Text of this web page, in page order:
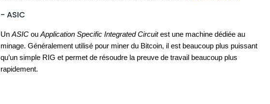
- ASIC
UnASIC ouApplication Specific Integrated Circuitest une machine dédiée au
minage. Généralement utilisé pour miner du Bitcoin, il est beaucoup plus puissant
qu’un simple RIG et permet de résoudre la preuve de travail beaucoup plus
rapidement.